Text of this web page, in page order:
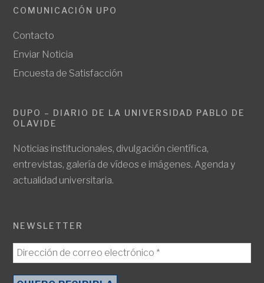
COMUNICACIÓN UPO
Contacto
Enviar Noticia
Encuesta de Satisfacción
DUPO – DIARIO DE LA UNIVERSIDAD PABLO DE
OLAVIDE
Noticias institucionales, divulgación científica,
entrevistas, galería de vídeos e imágenes. Agenda y
actualidad universitaria.
NEWSLETTER